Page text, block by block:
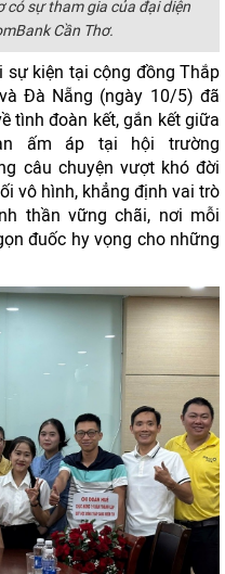
có sự tham gia của đại diện
Cần Thơ.
sự kiện tại cộng đồng Thắp
Đà Nẵng (ngày 10/5) đã
tình đoàn kết, gắn kết giữa
ấm áp tại hội trường
câu chuyện vượt khó đời
vô hình, khẳng định vai trò
thần vững chãi, nơi mỗi
đuốc hy vọng cho những